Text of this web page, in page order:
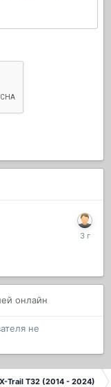
онлайн
не
Trail T32 (2014 - 2024)